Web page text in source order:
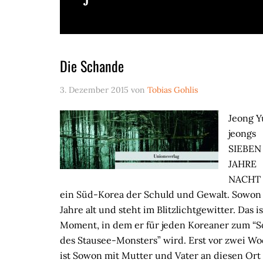
Die Schande
3. Dezember 2015 von Tobias Gohlis
Jeong
jeongs
SIEBEN
JAHRE
ein Süd-Korea der Schuld und Gewalt.
Jahre alt und steht im Blitzlichtgewitter. Das
Moment, in dem er für jeden Koreaner zum
des Stausee-Monsters” wird. Erst vor zwei
ist Sowon mit Mutter und Vater an diesen Ort